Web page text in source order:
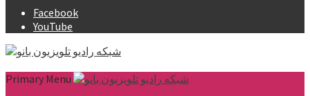
Facebook
YouTube
Primary Menu